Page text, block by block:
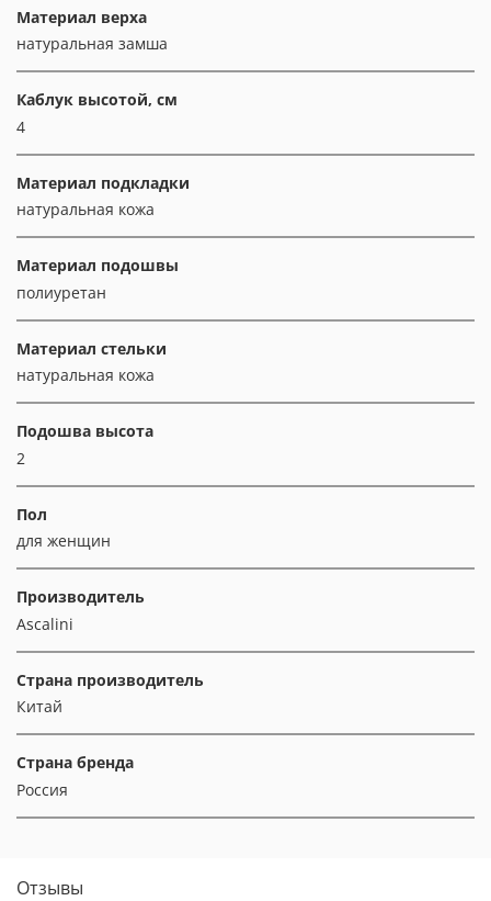
Материал верха
натуральная замша
Каблук высотой, см
4
Материал подкладки
натуральная кожа
Материал подошвы
полиуретан
Материал стельки
натуральная кожа
Подошва высота
2
Пол
для женщин
Производитель
Ascalini
Страна производитель
Китай
Страна бренда
Россия
Отзывы